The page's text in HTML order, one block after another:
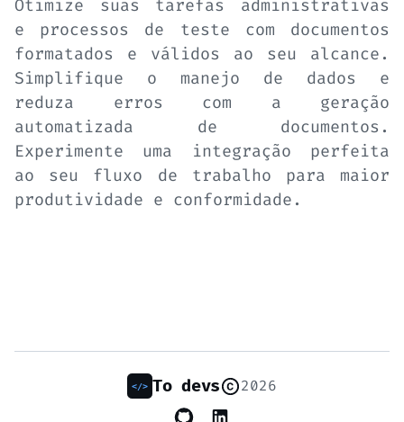
Otimize suas tarefas administrativas
e processos de teste com documentos
formatados e válidos ao seu alcance.
Simplifique o manejo de dados e
reduza erros com a geração
automatizada de documentos.
Experimente uma integração perfeita
ao seu fluxo de trabalho para maior
produtividade e conformidade.
To devs 2026